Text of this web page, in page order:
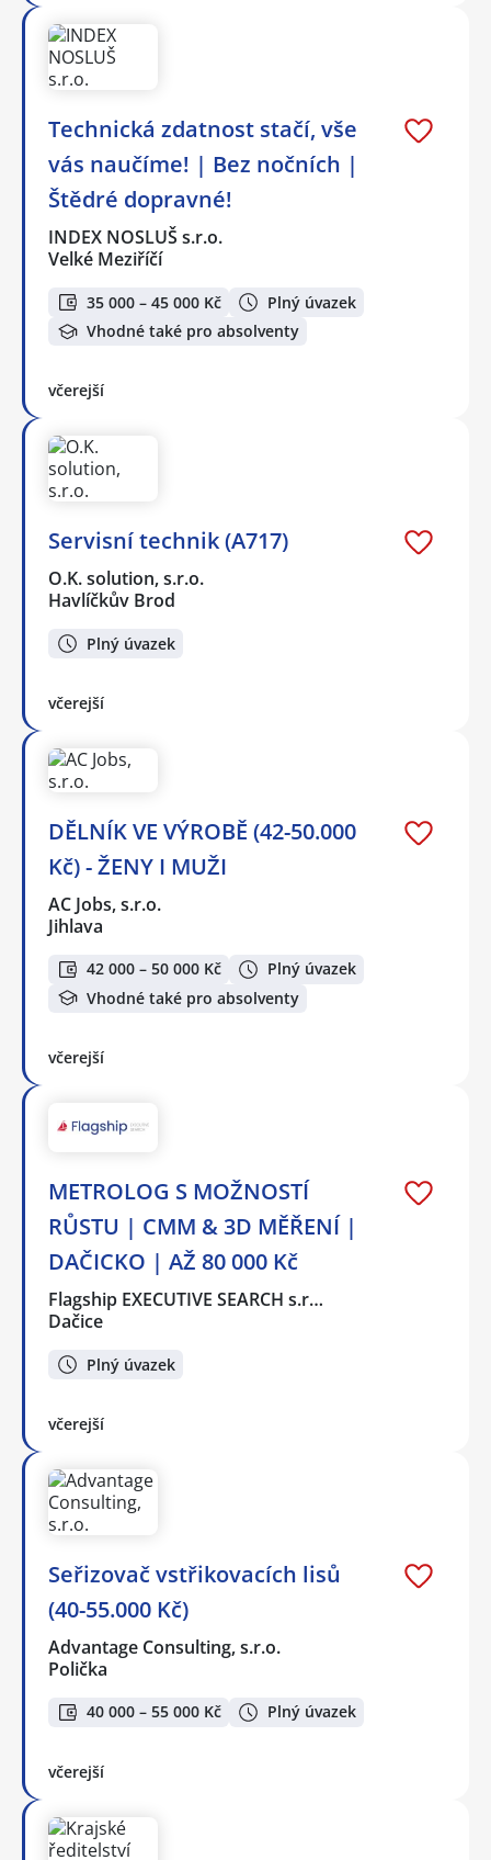
Technická zdatnost stačí, vše
vás naučíme! | Bez nočních |
Štědré dopravné!
INDEX NOSLUŠ s.r.o.
Velké Meziříčí
35 000 – 45 000 Kč
Plný úvazek
Vhodné také pro absolventy
včerejší
Servisní technik (A717)
O.K. solution, s.r.o.
Havlíčkův Brod
Plný úvazek
včerejší
DĚLNÍK VE VÝROBĚ (42-50.000
Kč) - ŽENY I MUŽI
AC Jobs, s.r.o.
Jihlava
42 000 – 50 000 Kč
Plný úvazek
Vhodné také pro absolventy
včerejší
METROLOG S MOŽNOSTÍ
RŮSTU | CMM & 3D MĚŘENÍ |
DAČICKO | AŽ 80 000 Kč
Flagship EXECUTIVE SEARCH s.r…
Dačice
Plný úvazek
včerejší
Seřizovač vstřikovacích lisů
(40-55.000 Kč)
Advantage Consulting, s.r.o.
Polička
40 000 – 55 000 Kč Plný úvazek
včerejší